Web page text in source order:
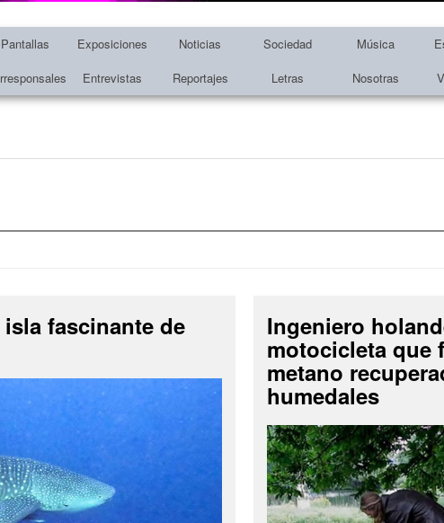
Pantallas Exposiciones Noticias Sociedad Música
Entrevistas Reportajes Letras Nosotras
fascinante de Ingeniero
motocicleta que
metano
humedales